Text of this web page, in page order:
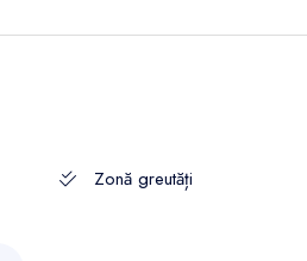
Zonă greutăți